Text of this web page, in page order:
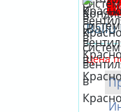
Ballu
Цена